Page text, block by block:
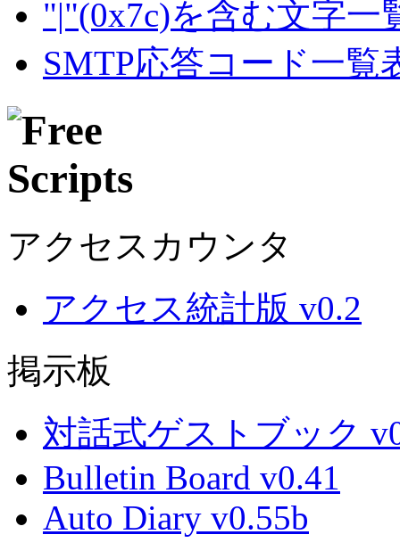
"|"(0x7c)を含む文字一
SMTP応答コード一覧
アクセスカウンタ
アクセス統計版 v0.2
掲示板
対話式ゲストブック
Bulletin Board v0.41
Auto Diary v0.55b